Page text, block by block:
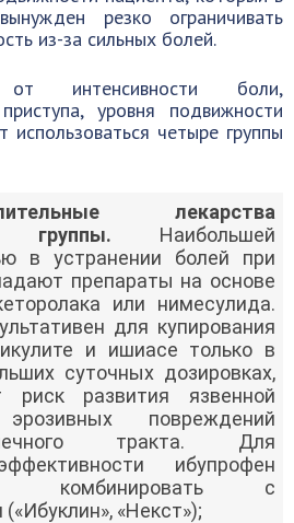
резко ограничивать
из-за сильных болей.
интенсивности боли,
уровня подвижности
четыре группы
лекарства
группы. Наибольшей
в устранении болей при
препараты на основе
или нимесулида.
для купирования
и ишиасе только в
суточных дозировках,
риск развития язвенной
повреждений
тракта. Для
ибупрофен
комбинировать с
«Некст»);